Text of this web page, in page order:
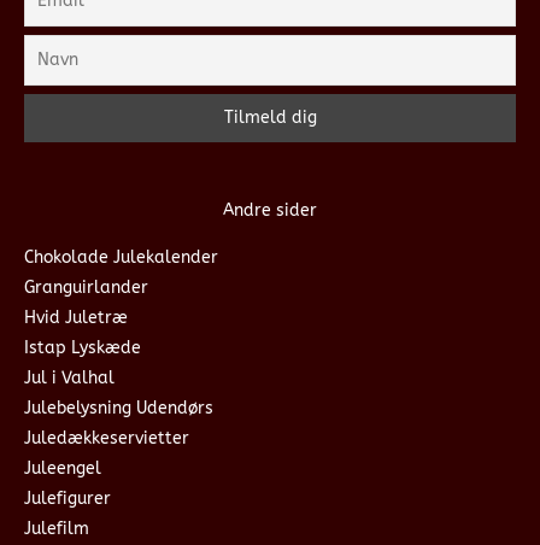
Andre sider
Chokolade Julekalender
Granguirlander
Hvid Juletræ
Istap Lyskæde
Jul i Valhal
Julebelysning Udendørs
Juledækkeservietter
Juleengel
Julefigurer
Julefilm